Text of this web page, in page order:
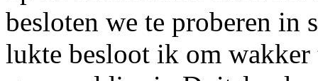
besloten we te proberen in
lukte besloot ik om